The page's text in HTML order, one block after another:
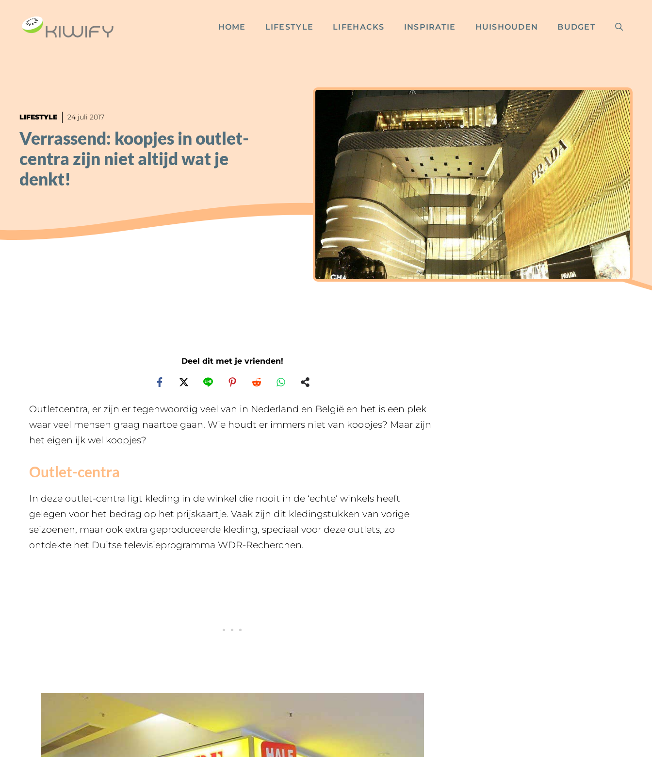
HOME LIFESTYLE LIFEHACKS INSPIRATIE HUISHOUDEN BUDGET
LIFESTYLE 24 juli 2017
Verrassend: koopjes in outlet-
centra zijn niet altijd wat je
denkt!
Deel dit met je vrienden!
Outletcentra, er zijn er tegenwoordig veel van in Nederland en België en het is een plek
waar veel mensen graag naartoe gaan. Wie houdt er immers niet van koopjes? Maar zijn
het eigenlijk wel koopjes?
Outlet-centra
In deze outlet-centra ligt kleding in de winkel die nooit in de ‘echte’ winkels heeft
gelegen voor het bedrag op het prijskaartje. Vaak zijn dit kledingstukken van vorige
seizoenen, maar ook extra geproduceerde kleding, speciaal voor deze outlets, zo
ontdekte het Duitse televisieprogramma WDR-Recherchen.